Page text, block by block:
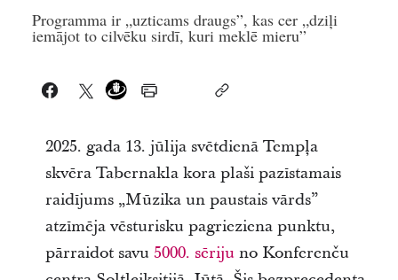
Programma ir „uzticams draugs”, kas cer „dziļi
iemājot to cilvēku sirdī, kuri meklē mieru”
2025. gada 13. jūlija svētdienā Tempļa
skvēra Tabernakla kora plaši pazīstamais
raidījums „Mūzika un paustais vārds”
atzīmēja vēsturisku pagrieziena punktu,
pārraidot savu 5000. sēriju no Konferenču